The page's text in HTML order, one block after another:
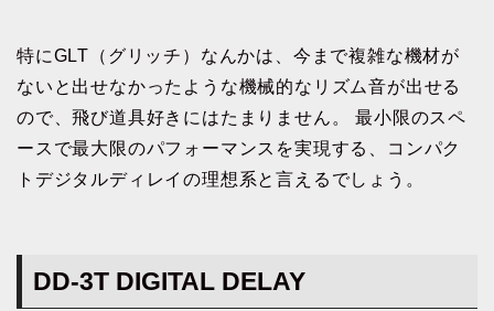
特にGLT（グリッチ）なんかは、今まで複雑な機材が
ないと出せなかったような機械的なリズム音が出せる
ので、飛び道具好きにはたまりません。 最小限のスペ
ースで最大限のパフォーマンスを実現する、コンパク
トデジタルディレイの理想系と言えるでしょう。
DD-3T DIGITAL DELAY